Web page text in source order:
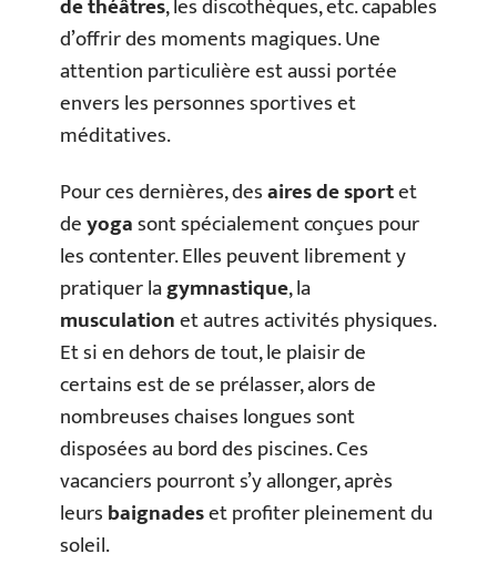
d’offrir des moments magiques. Une
attention particulière est aussi portée
envers les personnes sportives et
méditatives.
Pour ces dernières, desaires de sportet
deyogasont spécialement conçues pour
les contenter. Elles peuvent librement y
pratiquer lagymnastique, la
musculationet autres activités physiques.
Et si en dehors de tout, le plaisir de
certains est de se prélasser, alors de
nombreuses chaises longues sont
disposées au bord des piscines. Ces
vacanciers pourront s’y allonger, après
leursbaignadeset profiter pleinement du
soleil.